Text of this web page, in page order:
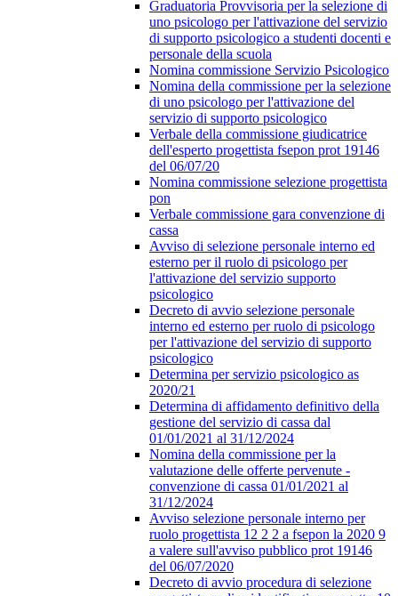
Graduatoria Provvisoria per la selezione di
uno psicologo per l'attivazione del servizio
di supporto psicologico a studenti docenti e
personale della scuola
Nomina commissione Servizio Psicologico
Nomina della commissione per la selezione
di uno psicologo per l'attivazione del
servizio di supporto psicologico
Verbale della commissione giudicatrice
dell'esperto progettista fsepon prot 19146
del 06/07/20
Nomina commissione selezione progettista
pon
Verbale commissione gara convenzione di
cassa
Avviso di selezione personale interno ed
esterno per il ruolo di psicologo per
l'attivazione del servizio supporto
psicologico
Decreto di avvio selezione personale
interno ed esterno per ruolo di psicologo
per l'attivazione del servizio di supporto
psicologico
Determina per servizio psicologico as
2020/21
Determina di affidamento definitivo della
gestione del servizio di cassa dal
01/01/2021 al 31/12/2024
Nomina della commissione per la
valutazione delle offerte pervenute -
convenzione di cassa 01/01/2021 al
31/12/2024
Avviso selezione personale interno per
ruolo progettista 12 2 2 a fsepon la 2020 9
a valere sull'avviso pubblico prot 19146
del 06/07/2020
Decreto di avvio procedura di selezione